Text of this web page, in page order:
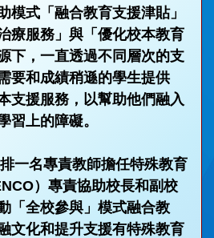
模式「融合教育支援津貼」
療服務」與「優化校本教育
下，一直透過不同層次的支
要和成績稍遜的學生提供
支援服務，以幫助他們融入
習上的障礙。
一名專責教師擔任特殊教育
）專責協助校長和副校
「全校參與」模式融合教
文化和提升支援有特殊教育